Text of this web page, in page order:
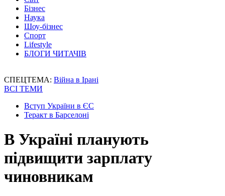
Бізнес
Наука
Шоу-бізнес
Спорт
Lifestyle
БЛОГИ ЧИТАЧІВ
СПЕЦТЕМА: Війна в Ірані
ВСІ ТЕМИ
Вступ України в ЄС
Теракт в Барселоні
В Україні планують
підвищити зарплату
чиновникам